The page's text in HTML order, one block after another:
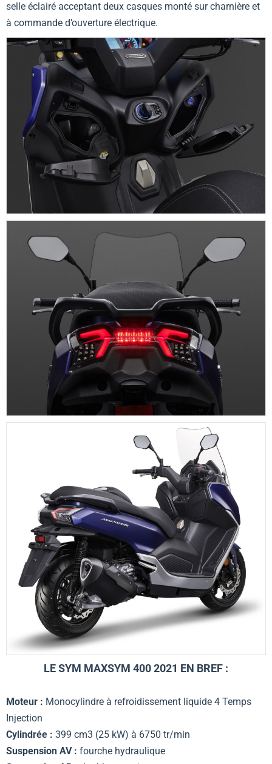
selle éclairé acceptant deux casques monté sur charnière et
à commande d’ouverture électrique.
LE SYM MAXSYM 400 2021 EN BREF :
Moteur : Monocylindre à refroidissement liquide 4 Temps
Injection
Cylindrée : 399 cm3 (25 kW) à 6750 tr/min
Suspension AV : fourche hydraulique